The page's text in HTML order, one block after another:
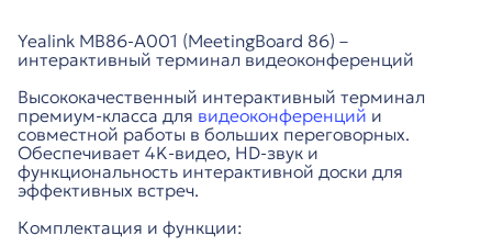
Yealink MB86-A001 (MeetingBoard 86) –
интерактивный терминал видеоконференций
Высококачественный интерактивный терминал
премиум-класса для видеоконференций и
совместной работы в больших переговорных.
Обеспечивает 4K-видео, HD-звук и
функциональность интерактивной доски для
эффективных встреч.
Комплектация и функции: